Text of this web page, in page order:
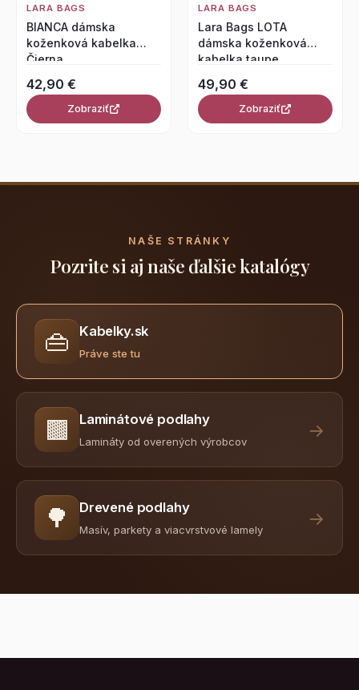
LARA BAGS
BIANCA dámska
koženková kabelka
Čierna
42,90 €
Zobraziť
LARA BAGS
Lara Bags LOTA
dámska koženková
kabelka taupe
49,90 €
Zobraziť
NAŠE STRÁNKY
Pozrite si aj naše ďalšie katalógy
👜 Kabelky.sk
Práve ste tu
🟫 Laminátové podlahy
Lamináty od overených výrobcov
→
🌳 Drevené podlahy
Masív, parkety a viacvrstvové lamely
→